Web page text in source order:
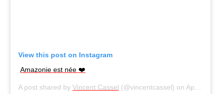
View this post on Instagram
Amazonie est née ❤️
A post shared by Vincent Cassel (@vincentcassel) on Apr 19, 2019 at 8:55am PDT